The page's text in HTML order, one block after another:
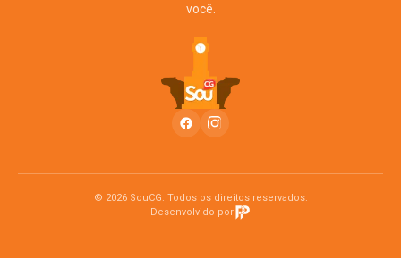
você.
© 2026 SouCG. Todos os direitos reservados.
Desenvolvido por